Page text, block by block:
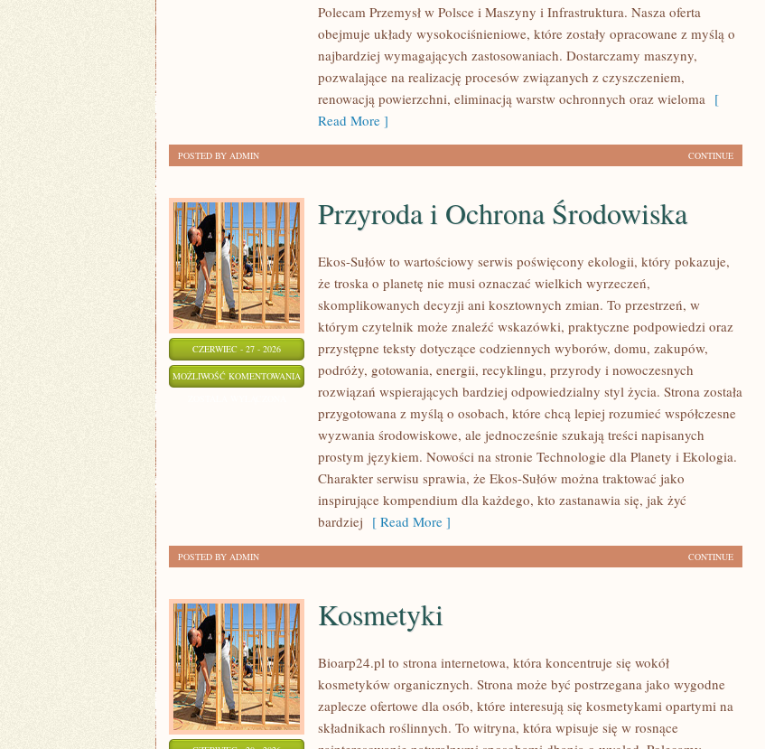
Polecam Przemysł w Polsce i Maszyny i Infrastruktura. Nasza oferta
obejmuje układy wysokociśnieniowe, które zostały opracowane z myślą o
najbardziej wymagających zastosowaniach. Dostarczamy maszyny,
pozwalające na realizację procesów związanych z czyszczeniem,
renowacją powierzchni, eliminacją warstw ochronnych oraz wieloma [
Read More ]
CONTINUE
POSTED BY ADMIN
CZERWIEC - 27 - 2026
MOŻLIWOŚĆ KOMENTOWANIA PRZYRODA
OCHRONA
ŚRODOWISKA
Przyroda i Ochrona Środowiska
Ekos-Sułów to wartościowy serwis poświęcony ekologii, który pokazuje,
że troska o planetę nie musi oznaczać wielkich wyrzeczeń,
skomplikowanych decyzji ani kosztownych zmian. To przestrzeń, w
którym czytelnik może znaleźć wskazówki, praktyczne podpowiedzi oraz
przystępne teksty dotyczące codziennych wyborów, domu, zakupów,
podróży, gotowania, energii, recyklingu, przyrody i nowoczesnych
rozwiązań wspierających bardziej odpowiedzialny styl życia. Strona została
przygotowana z myślą o osobach, które chcą lepiej rozumieć współczesne
wyzwania środowiskowe, ale jednocześnie szukają treści napisanych
prostym językiem. Nowości na stronie Technologie dla Planety i Ekologia.
Charakter serwisu sprawia, że Ekos-Sułów można traktować jako
inspirujące kompendium dla każdego, kto zastanawia się, jak żyć
bardziej [ Read More ]
CONTINUE
POSTED BY ADMIN
Kosmetyki
Bioarp24.pl to strona internetowa, która koncentruje się wokół
kosmetyków organicznych. Strona może być postrzegana jako wygodne
zaplecze ofertowe dla osób, które interesują się kosmetykami opartymi na
składnikach roślinnych. To witryna, która wpisuje się w rosnące